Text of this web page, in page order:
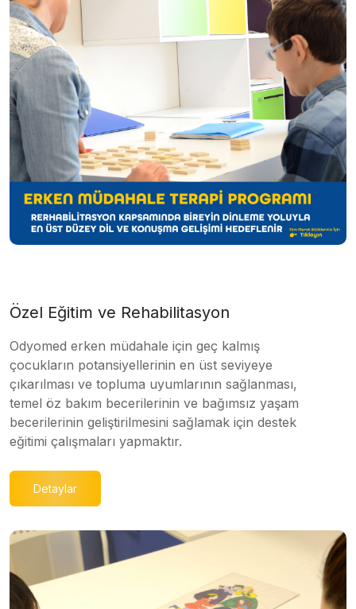
Özel Eğitim ve Rehabilitasyon
Odyomed erken müdahale için geç kalmış
çocukların potansiyellerinin en üst seviyeye
çıkarılması ve topluma uyumlarının sağlanması,
temel öz bakım becerilerinin ve bağımsız yaşam
becerilerinin geliştirilmesini sağlamak için destek
eğitimi çalışmaları yapmaktır.
Detaylar